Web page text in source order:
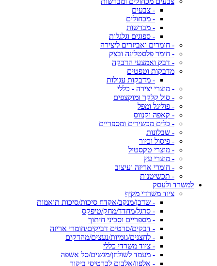
- צבעים
- מכחולים
- מברשות
- ספוגים וגלגלות
- חומרים ואביזרים ליצירה
- חימר פלסטלינה ובצק
- דבק ואמצעי הדבקה
מדבקות וטפטים
- מדבקות עגולות
- מוצרי יצירה - כללי
- סול קלקר ומוקצפים
- פוליגל ומפל
- קאפה וקנווס
- כלים מכשירים ומספריים
- שבלונות
- פיסול וכיור
- מוצרי טקסטיל
- מוצרי עץ
- חומרי אריזה ועיצוב
- תכשיטנות
למשרד ולעסק
ציוד משרדי מקיף
- שדכן/מנקב/אקדח סיכות/סיכות תואמות
- סרגל/מחדד/מחק/טיפקס
- מספריים וסכיני חיתוך
- דבקים/סרטים דביקים/חומרי אריזה
- לחצנים/גומיות/נעצים/מהדקים
- ציוד משרדי כללי
- מעמד לשולחן/מגשים/סל אשפה
- אלפון/אלבום לכרטיסי ביקור